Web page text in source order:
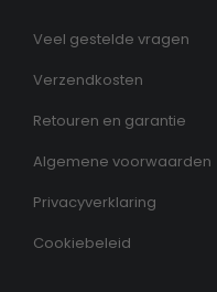
Veel gestelde vragen
Verzendkosten
Retouren en garantie
Algemene voorwaarden
Privacyverklaring
Cookiebeleid